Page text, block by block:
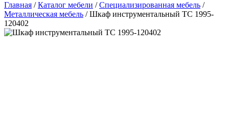
Главная /Каталог мебели /Специализированная мебель /
Металлическая мебель /Шкаф инструментальный ТС 1995-
120402